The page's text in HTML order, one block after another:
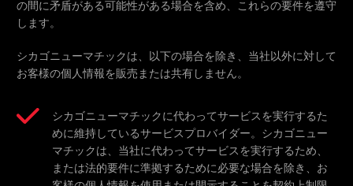
の間に矛盾がある可能性がある場合を含め、これらの要件を遵守
します。
シカゴニューマチックは、以下の場合を除き、当社以外に対して
お客様の個人情報を販売または共有しません。
シカゴニューマチックに代わってサービスを実行するた
めに維持しているサービスプロバイダー。シカゴニュー
マチックは、当社に代わってサービスを実行するため、
または法的要件に準拠するために必要な場合を除き、お